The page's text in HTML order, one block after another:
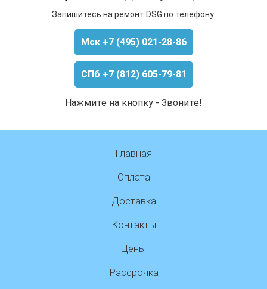
Запишитесь на ремонт DSG по телефону.
Мск +7 (495) 021-28-86
СПб +7 (812) 605-79-81
Нажмите на кнопку - Звоните!
Главная
Оплата
Доставка
Контакты
Цены
Рассрочка